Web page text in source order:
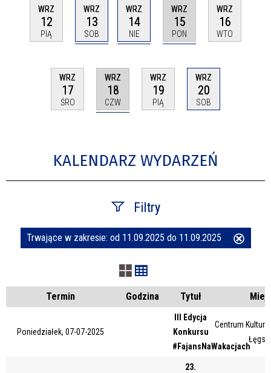
WRZ
12
PIĄ
WRZ
13
SOB
WRZ
14
NIE
WRZ
15
PON
WRZ
16
WTO
WRZ
17
ŚRO
WRZ
18
CZW
WRZ
19
PIĄ
WRZ
20
SOB
KALENDARZ WYDARZEŃ
Filtry
Szukana fraza
Kategoria
Trwające w zakresie
Trwające w zakresie: od 11.09.2025 do 11.09.2025
Termin Godzina Tytuł
Poniedziałek, 07-07-2025
III Edycja
Konkursu
#FajansNaWakacjach
Centrum Kultury
23.